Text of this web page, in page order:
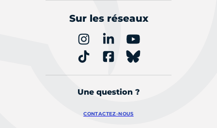
Sur les réseaux
Une question ?
CONTACTEZ-NOUS